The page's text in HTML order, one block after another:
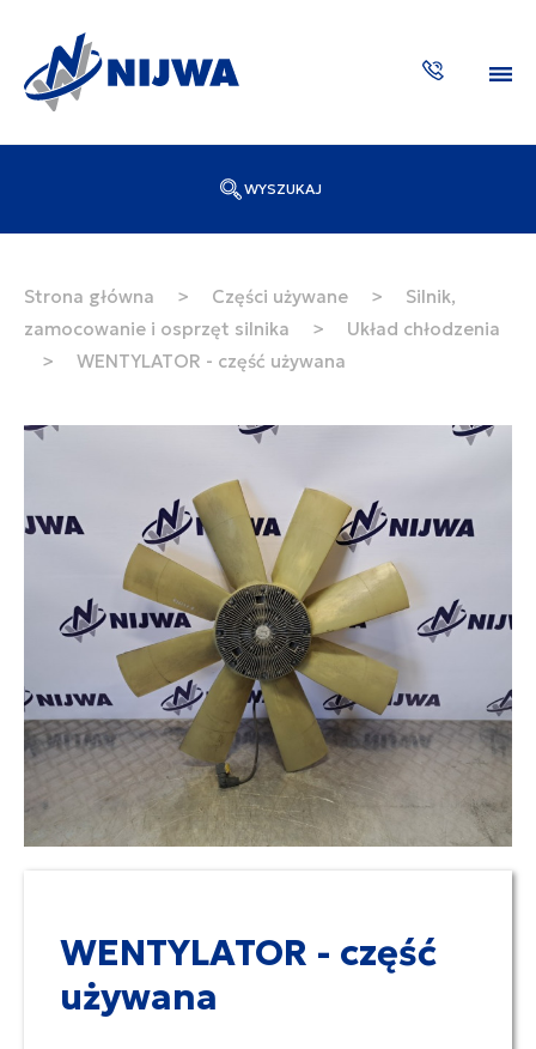
WYSZUKAJ
SZUKAJ
Strona główna > Części używane >
Silnik,
zamocowanie i osprzęt silnika
>
Układ chłodzenia
>
WENTYLATOR - część używana
WENTYLATOR - część
używana